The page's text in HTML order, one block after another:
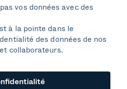
vos données avec des
à la pointe dans le
des données de nos
collaborateurs.